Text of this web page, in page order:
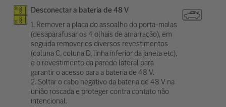
Desconectar a bateria de 48 V
1. Remover a placa do assoalho do porta-malas
(desaparafusar os 4 olhais de amarração), em
seguida remover os diversos revestimentos
(coluna C, coluna D, linha inferior da janela etc),
e o revestimento da parede lateral para
garantir o acesso para a bateria de 48 V.
2. Soltar o cabo negativo da bateria de 48 V na
união roscada e proteger contra contato não
intencional.